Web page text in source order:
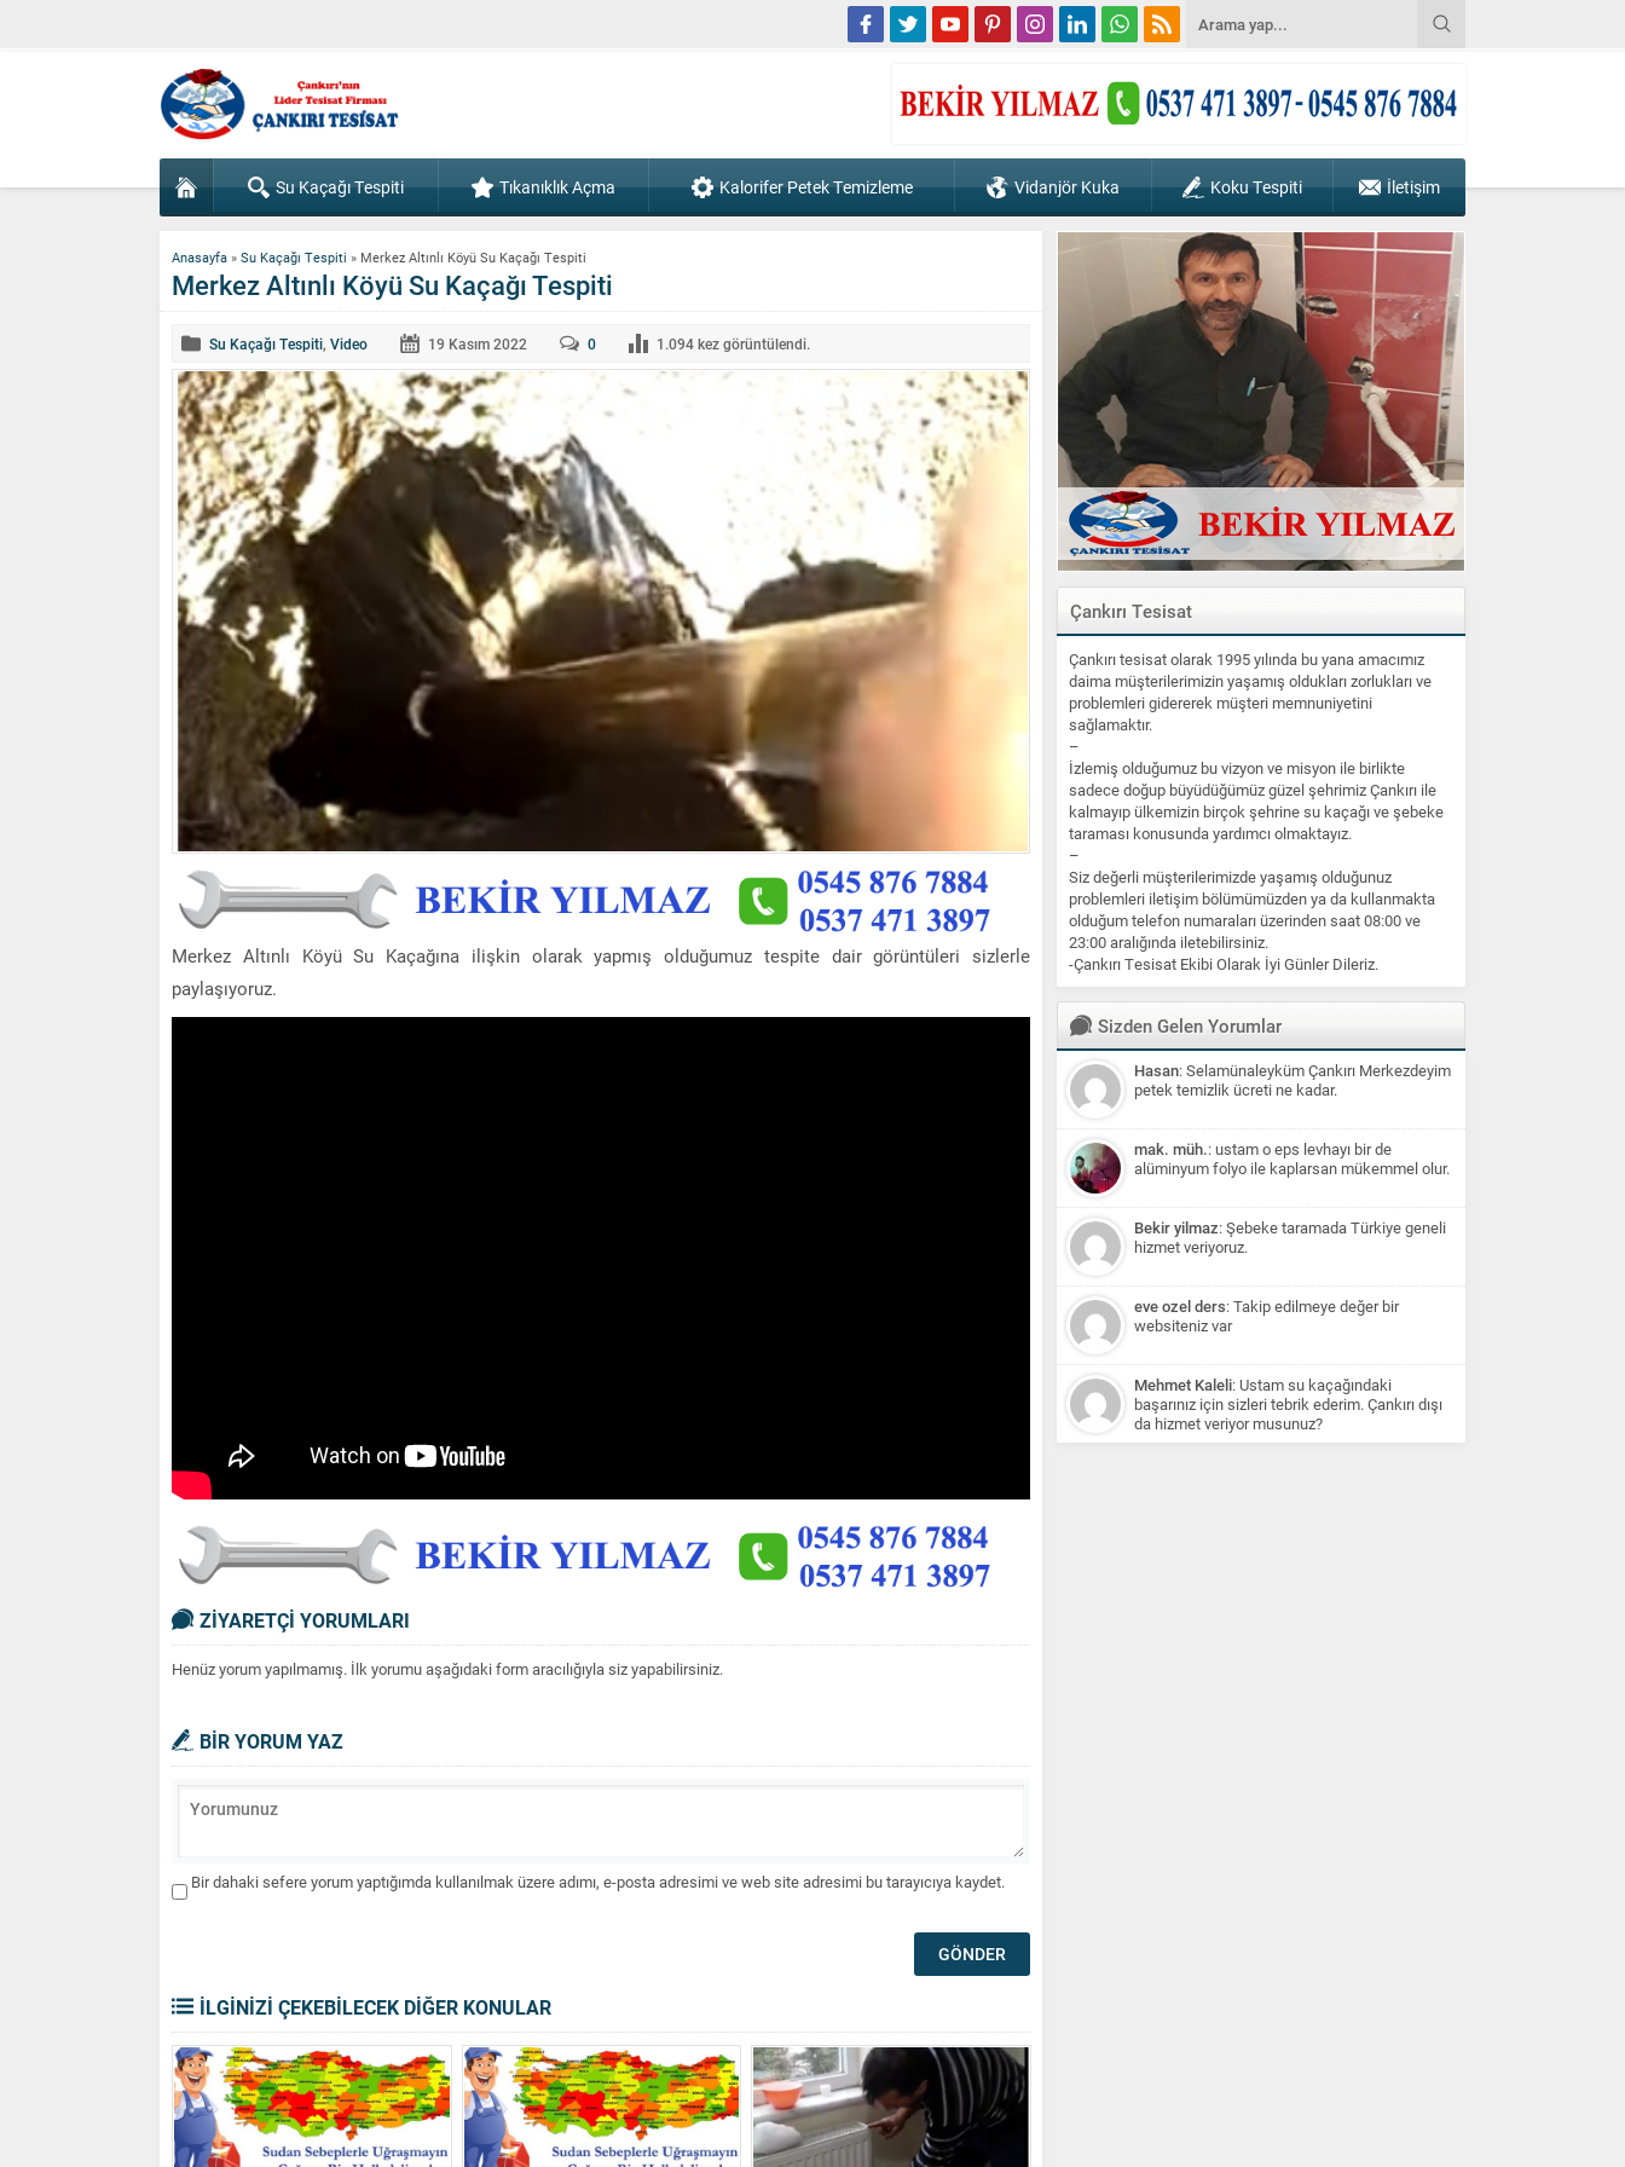
Su Kaçağı Tespiti Tıkanıklık Açma Kalorifer Petek Temizleme Vidanjör Kuka Koku Tespiti İletişim
Anasayfa » Su Kaçağı Tespiti » Merkez Altınlı Köyü Su Kaçağı Tespiti
Merkez Altınlı Köyü Su Kaçağı Tespiti
Su Kaçağı Tespiti, Video 19 Kasım2022 0 1.094kez görüntülendi.
Merkez Altınlı Köyü Su Kaçağına ilişkin olarak yapmış olduğumuz tespite dair görüntüleri sizlerle
paylaşıyoruz.
ZİYARETÇİ YORUMLARI
Henüz yorum yapılmamış. İlk yorumu aşağıdaki form aracılığıyla siz yapabilirsiniz.
BİR YORUM YAZ
Bir dahaki sefere yorum yaptığımda kullanılmak üzere adımı, e-posta adresimi ve web site adresimi bu tarayıcıya kaydet.
İLGİNİZİ ÇEKEBİLECEK DİĞER KONULAR
Çankırı Tesisat
Çankırı tesisat olarak 1995 yılında bu yana amacımız
daima müşterilerimizin yaşamış oldukları zorlukları ve
problemleri gidererek müşteri memnuniyetini
sağlamaktır.
–
İzlemiş olduğumuz bu vizyon ve misyon ile birlikte
sadece doğup büyüdüğümüz güzel şehrimiz Çankırı ile
kalmayıp ülkemizin birçok şehrine su kaçağı ve şebeke
taraması konusunda yardımcı olmaktayız.
–
Siz değerli müşterilerimizde yaşamış olduğunuz
problemleri iletişim bölümümüzden ya da kullanmakta
olduğum telefon numaraları üzerinden saat 08:00 ve
23:00 aralığında iletebilirsiniz.
-Çankırı Tesisat Ekibi Olarak İyi Günler Dileriz.
Sizden Gelen Yorumlar
Hasan: Selamünaleyküm Çankırı Merkezdeyim
petek temizlik ücreti ne kadar.
mak. müh.: ustam o eps levhayı bir de
alüminyum folyo ile kaplarsan mükemmel olur.
Bekir yilmaz: Şebeke taramada Türkiye geneli
hizmet veriyoruz.
eve ozel ders: Takip edilmeye değer bir
websiteniz var
Mehmet Kaleli: Ustam su kaçağındaki
başarınız için sizleri tebrik ederim. Çankırı dışı
da hizmet veriyor musunuz?